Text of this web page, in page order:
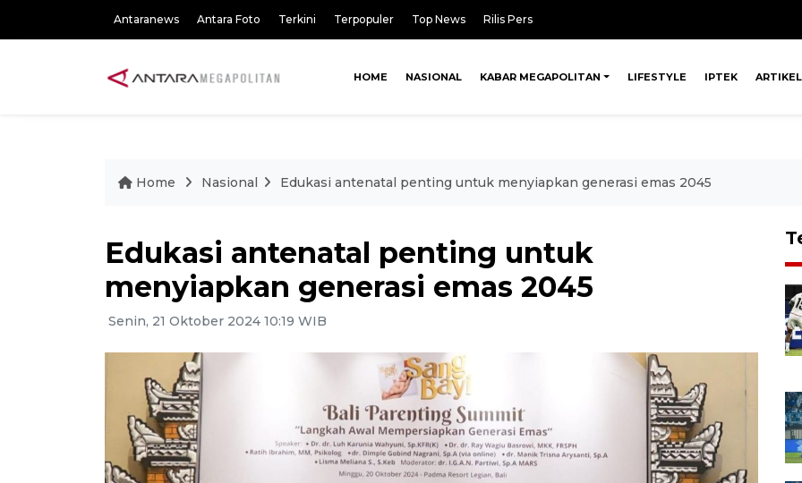
Antaranews Antara Foto Terkini Terpopuler Top News Rilis Pers
HOME NASIONAL KABAR MEGAPOLITAN LIFESTYLE IPTEK ARTIKEL
Home Nasional Edukasi antenatal penting untuk menyiapkan generasi emas 2045
Edukasi antenatal penting untuk
menyiapkan generasi emas 2045
Senin, 21 Oktober 2024 10:19 WIB